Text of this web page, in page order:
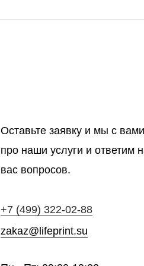
Оставьте заявку и мы с
про наши услуги и ответим
вас вопросов.
+7 (499) 322-02-88
zakaz@lifeprint.su